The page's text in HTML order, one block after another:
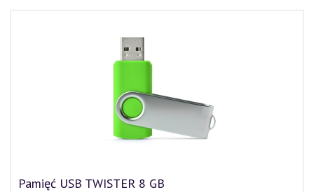
Pamięć USB TWISTER 8 GB